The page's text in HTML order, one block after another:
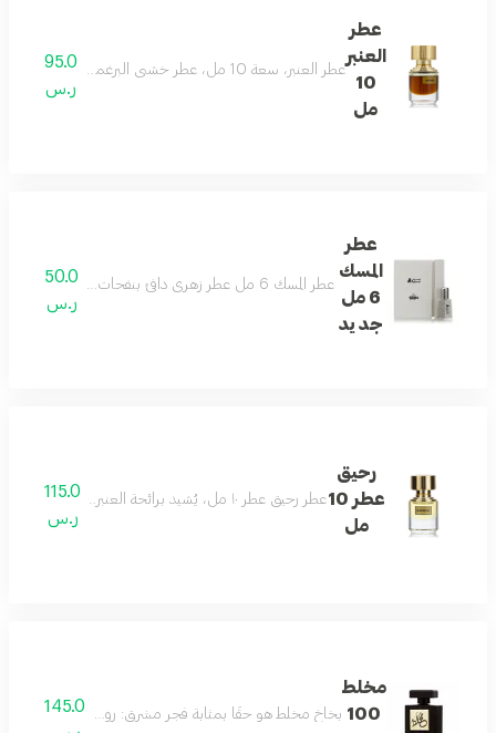
عطر
العنبر
10
مل
عطر العنبر، سعة 10 مل، عطر خشبي البرغموت والورد وإبرة الراعي، مُعزز بالزعفران وجوزة الطيب والبتشولي وخشب الصندل والمسك لدفء يدوم طويلًا
95.0
ر.س
عطر
المسك
6 مل
جديد
عطر المسك 6 مل عطر زهري دافئ بنفحات مسكيّة مقدمته من زنابق الوادي، وقلبه من خشب الكشمير، بينما قاعدته من المسك والعنبر والطحالب
50.0
ر.س
رحيق
عطر 10
مل
عطر رحيق عطر ١٠ مل، يُشيد برائحة العنبر الخشبي، المعروف برائحته الفاخرة، وزجاجته الفريدة
115.0
ر.س
مخلط
100 بخاخ مخلط هو حقًا بمثابة فجر مشرق: روائح خشبية
145.0